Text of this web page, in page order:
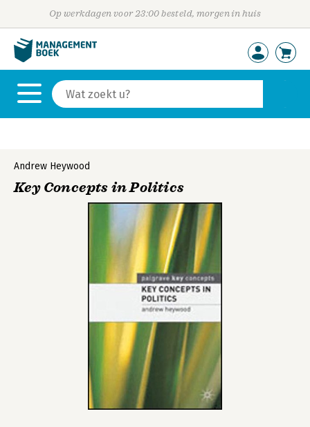
Op werkdagen voor 23:00 besteld, morgen in huis
Andrew Heywood
Key Concepts in Politics